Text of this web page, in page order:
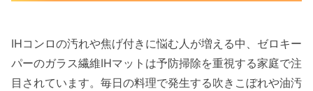
ゼロキーパーシリーズの特徴と他製品との
違い
IHコンロの汚れや焦げ付きに悩む人が増える中、ゼロキー
パーのガラス繊維IHマットは予防掃除を重視する家庭で注
目されています。毎日の料理で発生する吹きこぼれや油汚